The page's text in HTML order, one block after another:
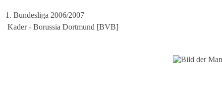
1. Bundesliga 2006/2007
Kader - Borussia Dortmund [BVB]